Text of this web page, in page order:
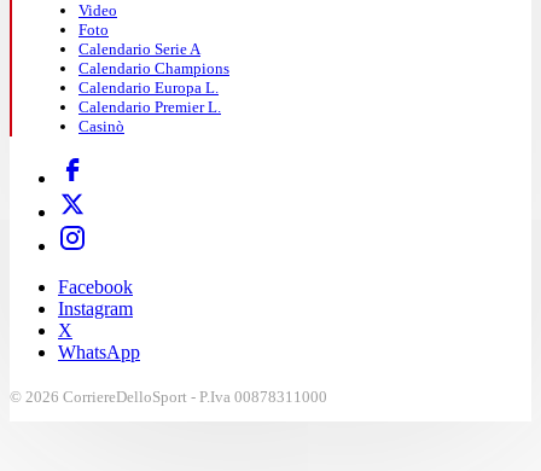
Video
Foto
Calendario Serie A
Calendario Champions
Calendario Europa L.
Calendario Premier L.
Casinò
Facebook
Instagram
X
WhatsApp
© 2026 CorriereDelloSport - P.Iva 00878311000